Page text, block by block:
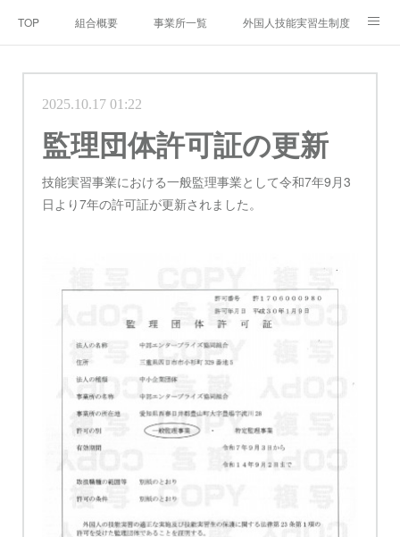
TOP 組合概要 事業所一覧 外国人技能実習生制度とは
2025.10.17 01:22
監理団体許可証の更新
技能実習事業における一般監理事業として令和7年9月3
日より7年の許可証が更新されました。